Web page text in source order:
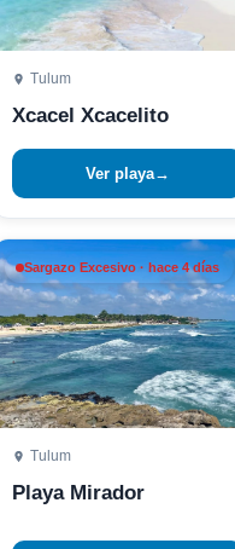
Tulum
Xcacel Xcacelito
Ver playa→
Sargazo Excesivo · hace 4 días
Tulum
Playa Mirador